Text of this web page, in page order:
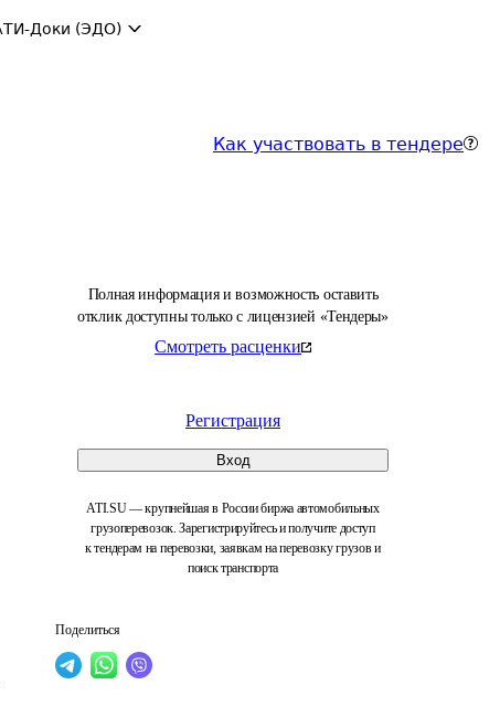
Доки (ЭДО)
Как участвовать в тендере
Полная информация и возможность оставить
отклик доступны только с лицензией «Тендеры»
Смотреть расценки
Регистрация
Вход
ATI.SU — крупнейшая в России биржа автомобильных
грузоперевозок. Зарегистрируйтесь и получите доступ
к тендерам на перевозки, заявкам на перевозку грузов и
поиск транспорта
Поделиться